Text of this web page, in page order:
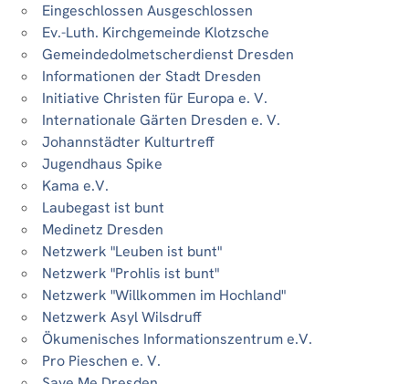
Eingeschlossen Ausgeschlossen
Ev.-Luth. Kirchgemeinde Klotzsche
Gemeindedolmetscherdienst Dresden
Informationen der Stadt Dresden
Initiative Christen für Europa e. V.
Internationale Gärten Dresden e. V.
Johannstädter Kulturtreff
Jugendhaus Spike
Kama e.V.
Laubegast ist bunt
Medinetz Dresden
Netzwerk "Leuben ist bunt"
Netzwerk "Prohlis ist bunt"
Netzwerk "Willkommen im Hochland"
Netzwerk Asyl Wilsdruff
Ökumenisches Informationszentrum e.V.
Pro Pieschen e. V.